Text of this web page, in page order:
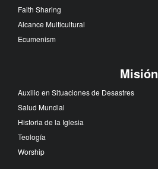
Faith Sharing
Alcance Multicultural
Ecumenism
Misión
Auxilio en Situaciones de Desastres
Salud Mundial
Historia de la Iglesia
Teología
Worship